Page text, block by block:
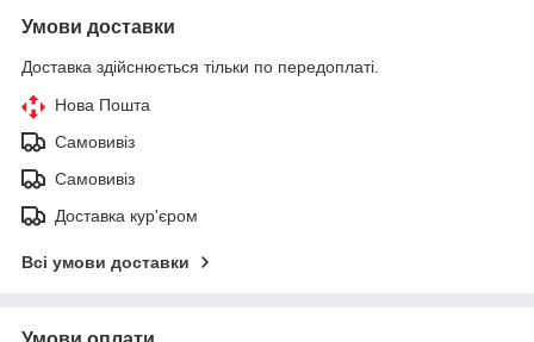
Умови доставки
Доставка здійснюється тільки по передоплаті.
Нова Пошта
Самовивіз
Самовивіз
Доставка кур'єром
Всі умови доставки